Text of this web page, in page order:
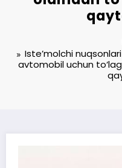
Iste’molchi
avtomobil uchun